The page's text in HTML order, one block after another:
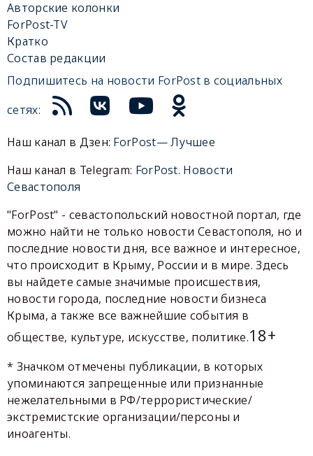
Авторские колонки
ForPost-TV
Кратко
Состав редакции
Подпишитесь на новости ForPost в социальных
сетях:
Наш канал в Дзен: ForPost— Лучшее
Наш канал в Telegram: ForPost. Новости
Севастополя
"ForPost" - севастопольский новостной портал, где
можно найти не только новости Севастополя, но и
последние новости дня, все важное и интересное,
что происходит в Крыму, России и в мире. Здесь
вы найдете самые значимые происшествия,
новости города, последние новости бизнеса
Крыма, а также все важнейшие события в
обществе, культуре, искусстве, политике.18+
* Значком отмечены публикации, в которых
упоминаются запрещенные или признанные
нежелательными в РФ/террористические/
экстремистские организации/персоны и
иноагенты.